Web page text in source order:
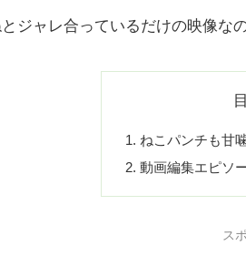
ジャレ合っているだけの映像な
ねこパンチも甘
動画編集エピソ
ス